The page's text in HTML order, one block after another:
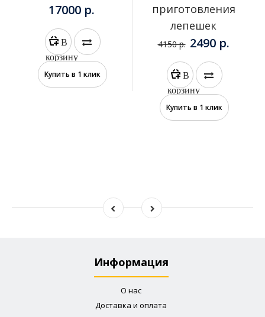
17000 р.
В
корзину
Купить в 1 клик
приготовления
лепешек
4150 р. 2490 р.
В
корзину
Купить в 1 клик
Информация
О нас
Доставка и оплата